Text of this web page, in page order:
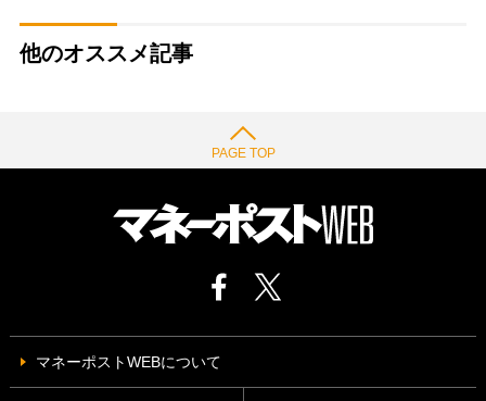
他のオススメ記事
PAGE TOP
マネーポストWEBについて